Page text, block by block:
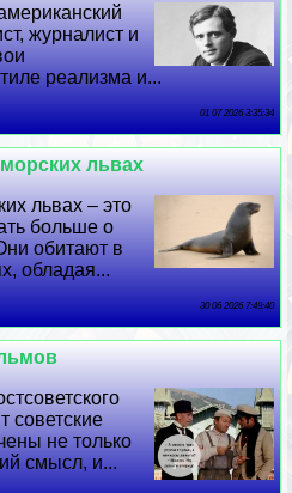
журналист и
реализма и...
01 07 2026 3:35:34
львах
львах – это
больше о
обитают в
обладая...
30 06 2026 7:49:40
советские
не только
смысл, и...